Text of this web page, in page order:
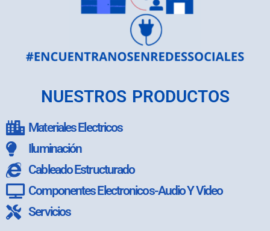
NUESTROS PRODUCTOS
Materiales Electricos
Iluminación
Cableado Estructurado
Componentes Electronicos-Audio Y Video
Servicios